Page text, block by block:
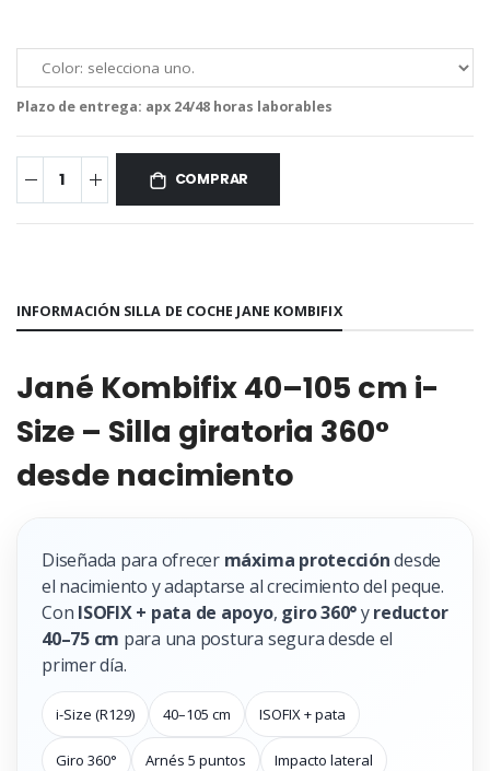
Plazo de entrega: apx 24/48 horas laborables
COMPRAR
INFORMACIÓN SILLA DE COCHE JANE KOMBIFIX
Jané Kombifix 40–105 cm i-
Size – Silla giratoria 360°
desde nacimiento
Diseñada para ofrecer máxima proteccióndesde
el nacimiento y adaptarse al crecimiento del peque.
Con ISOFIX + pata de apoyo, giro 360°yreductor
40–75 cm para una postura segura desde el
primer día.
i-Size (R129) 40–105 cm ISOFIX + pata
Giro 360° Arnés 5 puntos Impacto lateral